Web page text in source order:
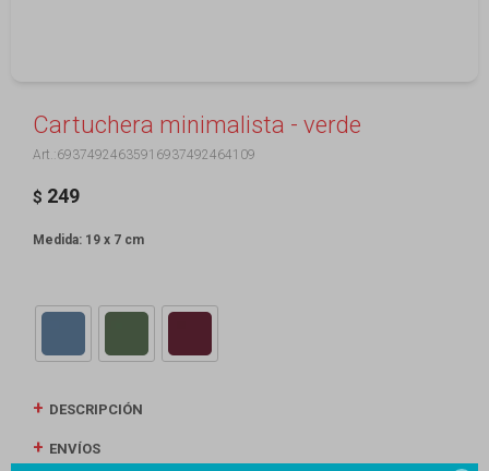
Cartuchera minimalista - verde
69374924635916937492464109
$ 249
Medida: 19 x 7 cm
DESCRIPCIÓN
ENVÍOS